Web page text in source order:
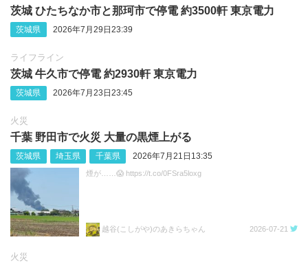
茨城 ひたちなか市と那珂市で停電 約3500軒 東京電力
茨城県 2026年7月29日23:39
ライフライン
茨城 牛久市で停電 約2930軒 東京電力
茨城県 2026年7月23日23:45
火災
千葉 野田市で火災 大量の黒煙上がる
茨城県 埼玉県 千葉県 2026年7月21日13:35
煙が……😱 https://t.co/0FSra5loxg
越谷(こしがや)のあきらちゃん 2026-07-21
火災